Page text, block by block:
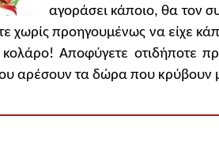
αγοράσει κάποιο, θα τον
χωρίς προηγουμένως να είχε
Αποφύγετε οτιδήποτε
αρέσουν τα δώρα που κρύβουν